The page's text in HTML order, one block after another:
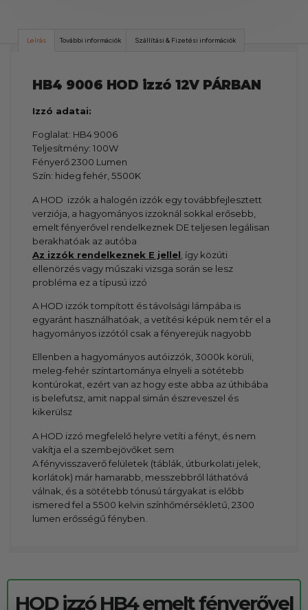
Leírás További információk Szállítási & Fizetési információk
HB4 9006 HOD izzó 12V PÁRBAN
Izzó adatai:
Foglalat: HB4 9006
Teljesítmény: 100W
Fényerő 2300 Lumen
Szín: hideg fehér, 5500K
A HOD izzók a halogén izzók egy továbbfejlesztett
verziója, a hagyományos izzoknál sokkal erősebb,
emelt fényerővel rendelkeznek DE teljesen legálisan
berakhatóak az autóba
Az izzók rendelkeznek E jellel , így közúti
ellenörzés vagy műszaki vizsga során se lesz
probléma ez a típusú izzó
A HOD izzók tompított és távolsági lámpába is
egyaránt használhatóak, a vetítési képük nem tér el a
hagyományos izzótól csak a fényerejük nagyobb
Ellenben a hagyományos autóizzók, 3000k körüli,
meleg-fehér színtartománya elnyeli a sötétebb
kontúrokat, ezért van az hogy este abba az úthibába
is belefutsz, amit nappal simán észreveszel és
kikerülsz
A HOD izzó megfelelő helyre vetíti a fényt, és nem
vakítja el a szembejövőket sem
A fényvisszaverő felületek (táblák, útburkolati jelek,
korlátok) már hamarabb, messzebbről láthatóvá
válnak, és a sötétebb tónusú tárgyakat is előbb
ismered fel a 5500 kelvin színhőmérsékletű, 2300
lumen erősségű fényben.
HOD izzó HB4 emelt fényerővel